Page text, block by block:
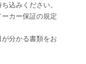
込みください。
カー保証の規定
分かる書類をお